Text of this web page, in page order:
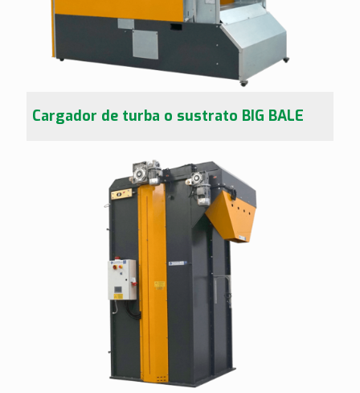
Cargador de turba o sustrato BIG BALE